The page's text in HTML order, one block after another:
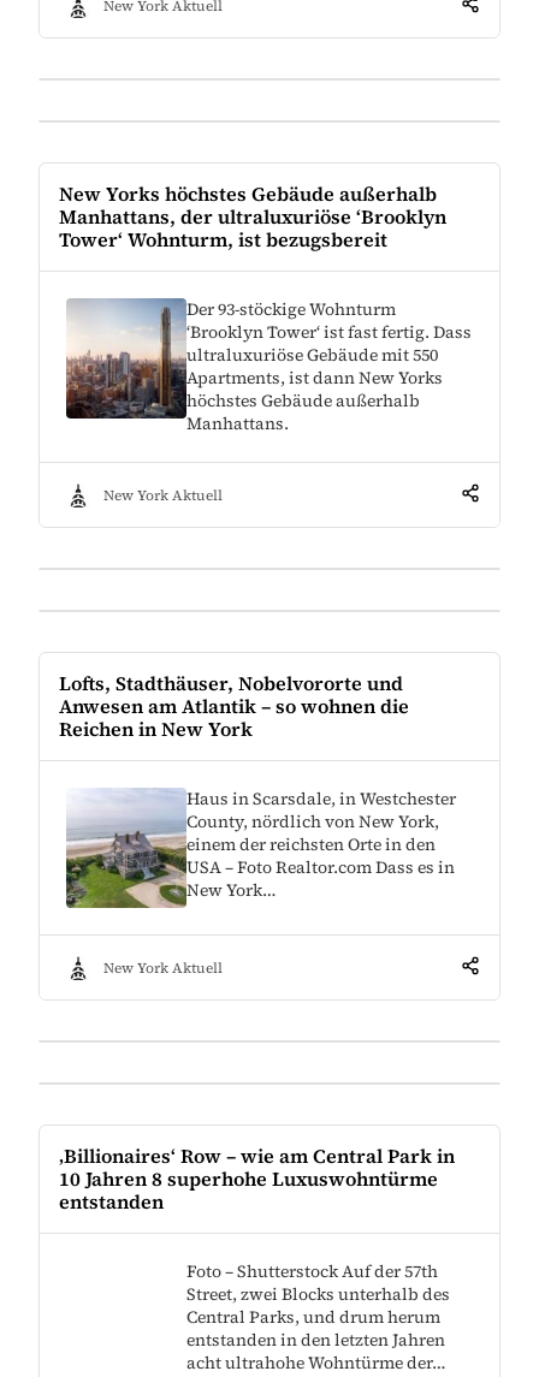
New York Aktuell
New Yorks höchstes Gebäude außerhalb
Manhattans, der ultraluxuriöse ‘Brooklyn
Tower‘ Wohnturm, ist bezugsbereit
Der 93-stöckige Wohnturm
‘Brooklyn Tower‘ ist fast fertig. Dass
ultraluxuriöse Gebäude mit 550
Apartments, ist dann New Yorks
höchstes Gebäude außerhalb
Manhattans.
New York Aktuell
Lofts, Stadthäuser, Nobelvororte und
Anwesen am Atlantik – so wohnen die
Reichen in New York
Haus in Scarsdale, in Westchester
County, nördlich von New York,
einem der reichsten Orte in den
USA – Foto Realtor.com Dass es in
New York…
New York Aktuell
‚Billionaires‘ Row – wie am Central Park in
10 Jahren 8 superhohe Luxuswohntürme
entstanden
Foto – Shutterstock Auf der 57th
Street, zwei Blocks unterhalb des
Central Parks, und drum herum
entstanden in den letzten Jahren
acht ultrahohe Wohntürme der…